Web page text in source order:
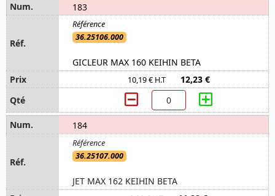
183
36.25106.000
GICLEUR MAX 160 KEIHIN BETA
10,19 € H.T 12,23 €
184
36.25107.000
JET MAX 162 KEIHIN BETA